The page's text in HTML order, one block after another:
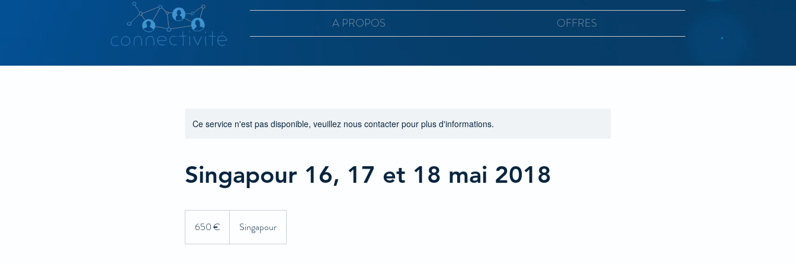
A PROPOS OFFRES
Ce service n'est pas disponible, veuillez nous contacter pour plus d'informations.
Singapour 16, 17 et 18 mai 2018
650 € Singapour